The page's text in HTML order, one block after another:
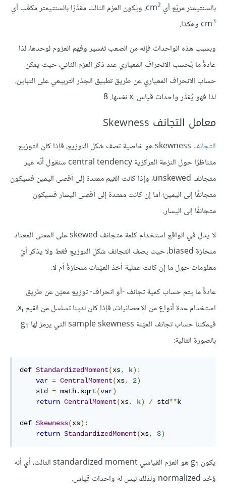
بالسنتيمتر مربّع أي cm 2
‎، ويكون العزم الثالث مقدَّرًا بالسنتيمتر مكعَّب أي
cm3
وبسبب هذه الواحدات فإنه من الصعب تفسير وفهم العزوم لوحدها، لذا
عادةً ما يُحسب الانحراف المعياري عند ذكر العزم الثاني، حيث يمكن
حساب الانحراف المعياري عن طريق تطبيق الجذر التربيعي على التباين،
لذا فهو يُقدَّر واحدات قياس x i
معامل التجانف Skewness
التجانف
skewness هو خاصية تصف شكل التوزيع، فإذا كان التوزيع
متناظرًا حول النزعة المركزية central tendency سنقول أنّه غير
متجانف unskewed، وإذا كانت القيم ممتدة إلى أقصى اليمين فسيكون
متجانفًا إلى اليمين؛ أما إن كانت ممتدة إلى أقصى اليسار فسيكون
متجانفًا إلى اليسار.
لا يدل في الواقع استخدام كلمة متجانف skewed على المعنى المعتاد
منحازة biased، حيث يصف التجانف شكل التوزيع فقط ولا يذكر أيّ
معلومات حول ما إن كانت عملية أخذ العيّنات منحازةً أم لا.
عادةً ما يتم حساب كمية تجانف -أو انحراف- توزيع معيّن عن طريق
استخدام عدة أنواع من الإحصائيات، فإذا كان لدينا تسلسل من القيم x i ‎،
فيمكننا حساب تجانف العيّنة sample skewness التي يرمز لها g
1
بالصورة التالية:
def StandardizedMoment(xs, k):
var = CentralMoment(xs, 2)
    std
= math. sqrt(var)
return CentralMoment(xs, k) / std**k
def Skewness(xs):
return StandardizedMoment(xs, 3)
يكون g 1
هو العزم القياسي standardized moment الثالث، أي أنه
وُحِّد normalized ولذلك ليس له واحدات قياس.